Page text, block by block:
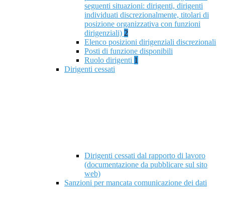
seguenti situazioni: dirigenti, dirigenti
individuati discrezionalmente, titolari di
posizione organizzativa con funzioni
dirigenziali) 2
Elenco posizioni dirigenziali discrezionali
Posti di funzione disponibili
Ruolo dirigenti 1
Dirigenti cessati
Dirigenti cessati dal rapporto di lavoro
(documentazione da pubblicare sul sito
web)
Sanzioni per mancata comunicazione dei dati